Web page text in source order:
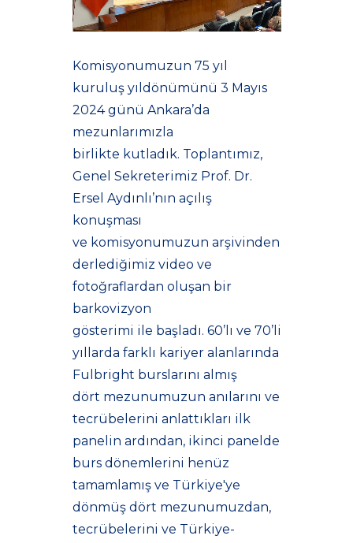
Komisyonumuzun 75 yıl
kuruluş yıldönümünü 3 Mayıs
2024 günü Ankara’da
mezunlarımızla
birlikte kutladık. Toplantımız,
Genel Sekreterimiz Prof. Dr.
Ersel Aydınlı’nın açılış
konuşması
ve komisyonumuzun arşivinden
derlediğimiz video ve
fotoğraflardan oluşan bir
barkovizyon
gösterimi ile başladı. 60’lı ve 70’li
yıllarda farklı kariyer alanlarında
Fulbright burslarını almış
dört mezunumuzun anılarını ve
tecrübelerini anlattıkları ilk
panelin ardından, ikinci panelde
burs dönemlerini henüz
tamamlamış ve Türkiye'ye
dönmüş dört mezunumuzdan,
tecrübelerini ve Türkiye-